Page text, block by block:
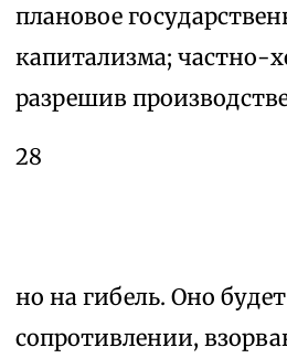
плановое
капитализма; ча­стно-
разре­шив
28
­но на гибель. Оно
сопротивлении,